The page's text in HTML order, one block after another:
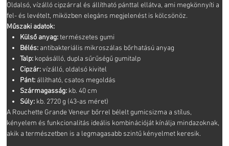
Oldalsó, vízálló cipzárral és állítható pánttal ellátva, ami megkönnyíti a
fel- és levételt, miközben elegáns megjelenést is kölcsönöz.
Műszaki adatok:
Külső anyag:természetes gumi
Bélés:antibakteriális mikroszálas bőrhatású anyag
Talp:kopásálló, dupla sűrűségű gumitalp
Cipzár:vízálló, oldalsó kivitel
Pánt:állítható, csatos megoldás
Szármagasság:kb. 40 cm
Súly:kb. 2720 g (43-as méret)
A Rouchette Grande Veneur bőrrel bélelt gumicsizma a stílus,
kényelem és funkcionalitás ideális kombinációját kínálja mindazoknak,
akik a természetben is a legmagasabb szintű kényelmet keresik.